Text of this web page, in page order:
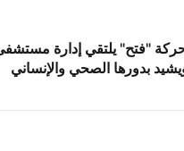
"فتح" يلتقي إدارة
بدورها الصحي والإنساني